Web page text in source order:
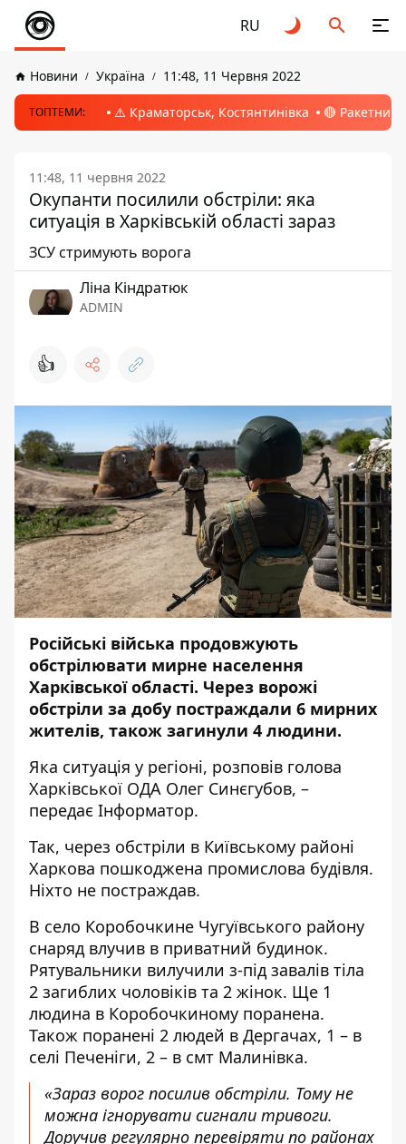
RU
Новини Україна 11:48, 11 Червня 2022
ТОПТЕМИ: ⚠️ Краматорськ, Костянтинівка 🔴 Ракетний
11:48, 11 червня 2022
Окупанти посилили обстріли: яка
ситуація в Харківській області зараз
ЗСУ стримують ворога
Ліна Кіндратюк
ADMIN
👍
Російські війська продовжують
обстрілювати мирне населення
Харківської області. Через ворожі
обстріли за добу постраждали 6 мирних
жителів, також загинули 4 людини.
Яка ситуація у регіоні, розповів голова
Харківської ОДА Олег Синєгубов, –
передає Інформатор.
Так, через обстріли в Київському районі
Харкова пошкоджена промислова будівля.
Ніхто не постраждав.
В село Коробочкине Чугуївського району
снаряд влучив в приватний будинок.
Рятувальники вилучили з-під завалів тіла
2 загиблих чоловіків та 2 жінок. Ще 1
людина в Коробочкиному поранена.
Також поранені 2 людей в Дергачах, 1 – в
селі Печеніги, 2 – в смт Малинівка.
«Зараз ворог посилив обстріли. Тому не
можна ігнорувати сигнали тривоги.
Доручив регулярно перевіряти по районах